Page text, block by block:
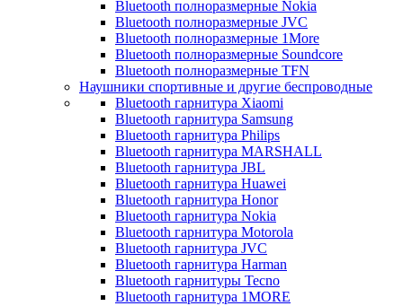
Bluetooth полноразмерные Nokia
Bluetooth полноразмерные JVC
Bluetooth полноразмерные 1More
Bluetooth полноразмерные Soundcore
Bluetooth полноразмерные TFN
Наушники спортивные и другие беспроводные
Bluetooth гарнитура Xiaomi
Bluetooth гарнитура Samsung
Bluetooth гарнитура Philips
Bluetooth гарнитура MARSHALL
Bluetooth гарнитура JBL
Bluetooth гарнитура Huawei
Bluetooth гарнитура Honor
Bluetooth гарнитура Nokia
Bluetooth гарнитура Motorola
Bluetooth гарнитура JVC
Bluetooth гарнитура Harman
Bluetooth гарнитуры Tecno
Bluetooth гарнитура 1MORE